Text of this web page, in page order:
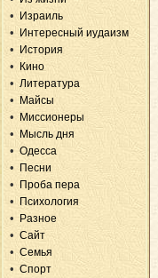
Израиль
Интересный иудаизм
История
Кино
Литература
Майсы
Миссионеры
Мысль дня
Одесса
Песни
Проба пера
Психология
Разное
Сайт
Семья
Спорт